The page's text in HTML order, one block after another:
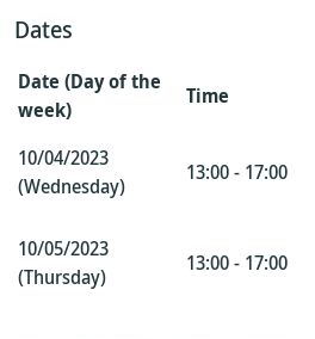
Dates
Date (Day of the
week)
Time
10/04/2023
(Wednesday)
13:00 - 17:00
10/05/2023
(Thursday)
13:00 - 17:00